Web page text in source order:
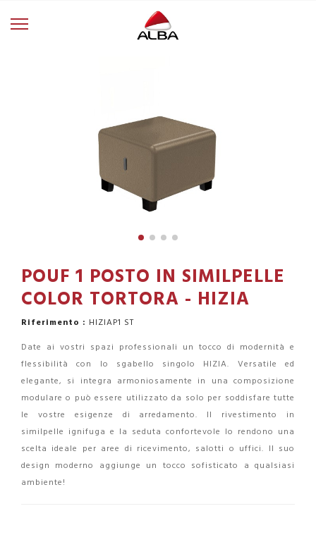
POUF 1 POSTO IN SIMILPELLE
COLOR TORTORA - HIZIA
Riferimento : HIZIAP1 ST
Date ai vostri spazi professionali un tocco di modernità e
flessibilità con lo sgabello singolo HIZIA. Versatile ed
elegante, si integra armoniosamente in una composizione
modulare o può essere utilizzato da solo per soddisfare tutte
le vostre esigenze di arredamento. Il rivestimento in
similpelle ignifuga e la seduta confortevole lo rendono una
scelta ideale per aree di ricevimento, salotti o uffici. Il suo
design moderno aggiunge un tocco sofisticato a qualsiasi
ambiente!